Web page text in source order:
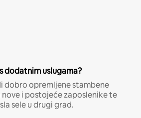
dodatnim uslugama?
dobro opremljene stambene
i postojeće zaposlenike te
sele u drugi grad.